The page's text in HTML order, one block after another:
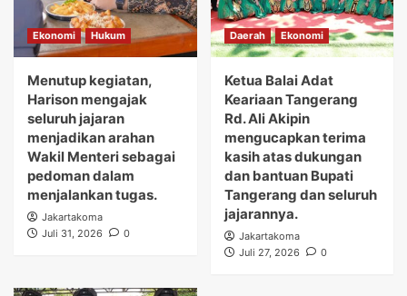
Ekonomi Hukum
Menutup kegiatan,
Harison mengajak
seluruh jajaran
menjadikan arahan
Wakil Menteri sebagai
pedoman dalam
menjalankan tugas.
Jakartakoma
Juli 31, 2026
0
Daerah Ekonomi
Ketua Balai Adat
Keariaan Tangerang
Rd. Ali Akipin
mengucapkan terima
kasih atas dukungan
dan bantuan Bupati
Tangerang dan seluruh
jajarannya.
Jakartakoma
Juli 27, 2026
0